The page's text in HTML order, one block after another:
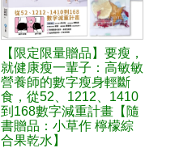
【限定限量贈品】要瘦，
就健康瘦一輩子：高敏敏
營養師的數字瘦身輕斷
食，從52、1212、1410
到168數字減重計畫【隨
書贈品：小草作 檸檬綜
合果乾水】